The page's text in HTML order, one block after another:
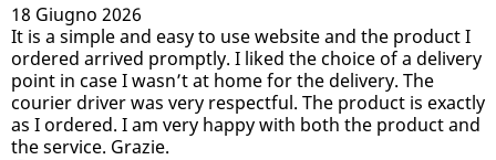
18 Giugno 2026
It is a simple and easy to use website and the product I
ordered arrived promptly. I liked the choice of a delivery
point in case I wasn’t at home for the delivery. The
courier driver was very respectful. The product is exactly
as I ordered. I am very happy with both the product and
the service. Grazie.